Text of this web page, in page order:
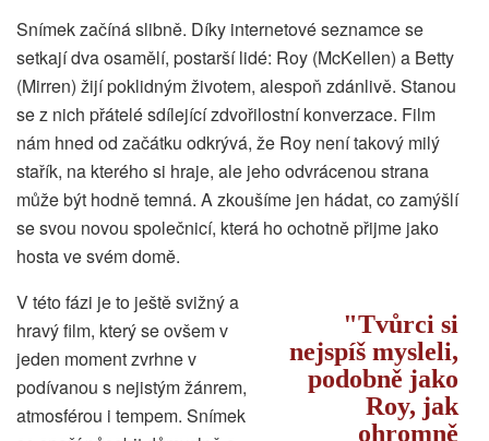
Snímek začíná slibně. Díky internetové seznamce se
setkají dva osamělí, postarší lidé: Roy (McKellen) a Betty
(Mirren) žijí poklidným životem, alespoň zdánlivě. Stanou
se z nich přátelé sdílející zdvořilostní konverzace. Film
nám hned od začátku odkrývá, že Roy není takový milý
stařík, na kterého si hraje, ale jeho odvrácenou strana
může být hodně temná. A zkoušíme jen hádat, co zamýšlí
se svou novou společnicí, která ho ochotně přijme jako
hosta ve svém domě.
Tvůrci si
nejspíš mysleli,
podobně jako
Roy, jak
ohromně
V této fázi je to ještě svižný a
hravý film, který se ovšem v
jeden moment zvrhne v
podívanou s nejistým žánrem,
atmosférou i tempem. Snímek